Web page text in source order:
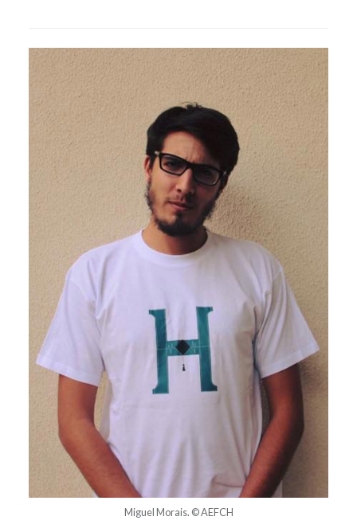
Miguel Morais. © AEFCH